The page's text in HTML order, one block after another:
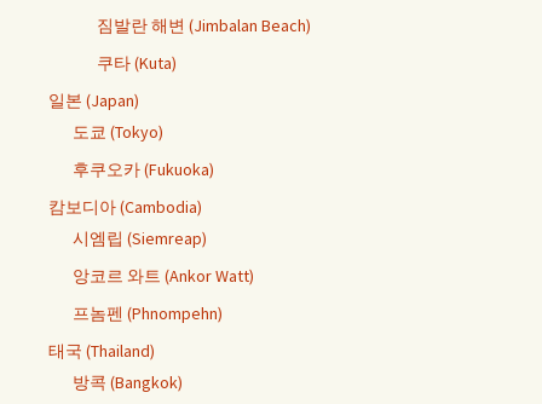
짐발란 해변 (Jimbalan Beach)
쿠타 (Kuta)
일본 (Japan)
도쿄 (Tokyo)
후쿠오카 (Fukuoka)
캄보디아 (Cambodia)
시엠립 (Siemreap)
앙코르 와트 (Ankor Watt)
프놈펜 (Phnompehn)
태국 (Thailand)
방콕 (Bangkok)